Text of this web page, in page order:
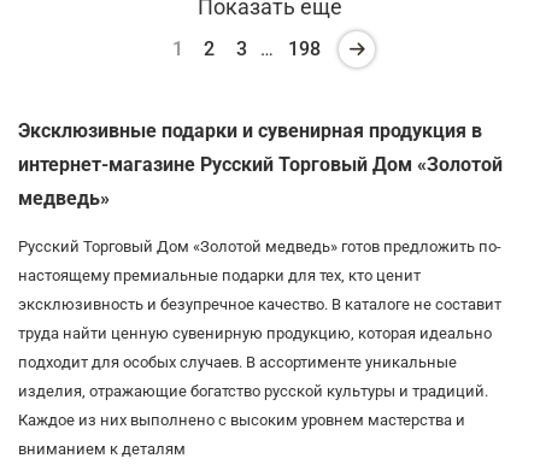
Показать еще
1 2 3 … 198
Эксклюзивные подарки и сувенирная продукция в
интернет-магазине Русский Торговый Дом «Золотой
медведь»
Русский Торговый Дом «Золотой медведь» готов предложить по-
настоящему премиальные подарки для тех, кто ценит
эксклюзивность и безупречное качество. В каталоге не составит
труда найти ценную сувенирную продукцию, которая идеально
подходит для особых случаев. В ассортименте уникальные
изделия, отражающие богатство русской культуры и традиций.
Каждое из них выполнено с высоким уровнем мастерства и
вниманием к деталям